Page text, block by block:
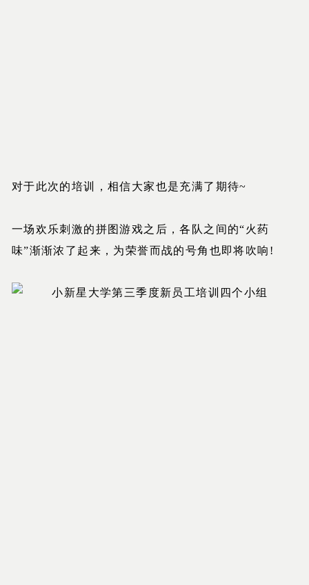
对于此次的培训，相信大家也是充满了期待~
一场欢乐刺激的拼图游戏之后，各队之间的“火药
味”渐渐浓了起来，为荣誉而战的号角也即将吹响!